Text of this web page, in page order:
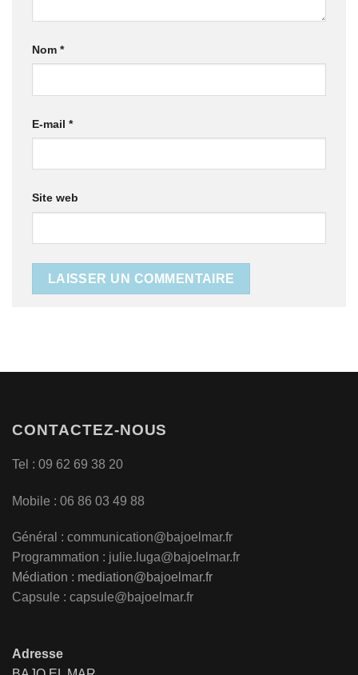
Nom *
E-mail *
Site web
CONTACTEZ-NOUS
Tel : 09 62 69 38 20
Mobile : 06 86 03 49 88
Général : communication@bajoelmar.fr
Programmation : julie.luga@bajoelmar.fr
Médiation : mediation@bajoelmar.fr
Capsule : capsule@bajoelmar.fr
Adresse